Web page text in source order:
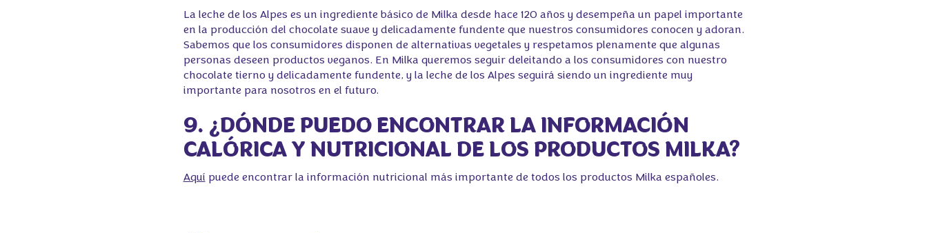
La leche de los Alpes es un ingrediente básico de Milka desde hace 120 años y desempeña un papel importante
en la producción del chocolate suave y delicadamente fundente que nuestros consumidores conocen y adoran.
Sabemos que los consumidores disponen de alternativas vegetales y respetamos plenamente que algunas
personas deseen productos veganos. En Milka queremos seguir deleitando a los consumidores con nuestro
chocolate tierno y delicadamente fundente, y la leche de los Alpes seguirá siendo un ingrediente muy
importante para nosotros en el futuro.
9. ¿DÓNDE PUEDO ENCONTRAR LA INFORMACIÓN
CALÓRICA Y NUTRICIONAL DE LOS PRODUCTOS MILKA?
Aquí puede encontrar la información nutricional más importante de todos los productos Milka españoles.